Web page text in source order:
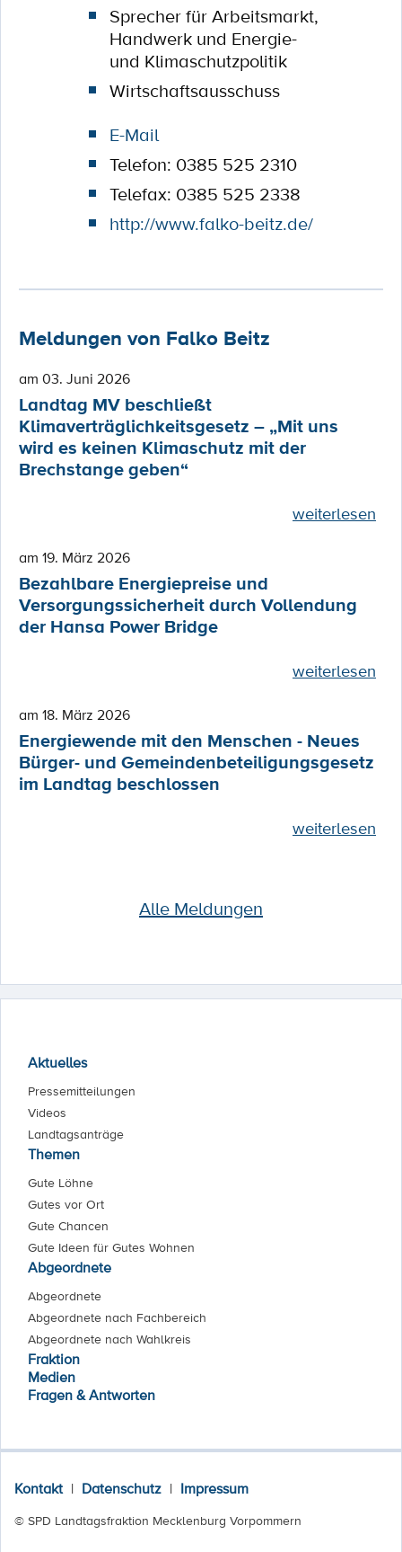
Sprecher für Arbeitsmarkt,
Handwerk und Energie-
und Klimaschutzpolitik
Wirtschaftsausschuss
E-Mail
Telefon: 0385 525 2310
Telefax: 0385 525 2338
http://www.falko-beitz.de/
Meldungen von Falko Beitz
am 03. Juni 2026
Landtag MV beschließt
Klimaverträglichkeitsgesetz – „Mit uns
wird es keinen Klimaschutz mit der
Brechstange geben“
weiterlesen
am 19. März 2026
Bezahlbare Energiepreise und
Versorgungssicherheit durch Vollendung
der Hansa Power Bridge
weiterlesen
am 18. März 2026
Energiewende mit den Menschen - Neues
Bürger- und Gemeindenbeteiligungsgesetz
im Landtag beschlossen
weiterlesen
Alle Meldungen
Aktuelles
Pressemitteilungen
Videos
Landtagsanträge
Themen
Gute Löhne
Gutes vor Ort
Gute Chancen
Gute Ideen für Gutes Wohnen
Abgeordnete
Abgeordnete
Abgeordnete nach Fachbereich
Abgeordnete nach Wahlkreis
Fraktion
Medien
Fragen & Antworten
Kontakt | Datenschutz | Impressum
© SPD Landtagsfraktion Mecklenburg Vorpommern